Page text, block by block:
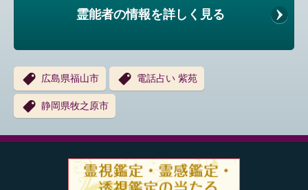
霊能者の情報を詳しく見る
広島県福山市 電話占い 紫苑
静岡県牧之原市